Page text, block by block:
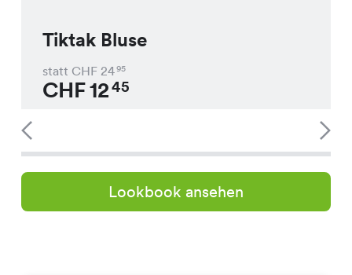
Tiktak Bluse
statt CHF 2495
CHF1245
Lookbook ansehen